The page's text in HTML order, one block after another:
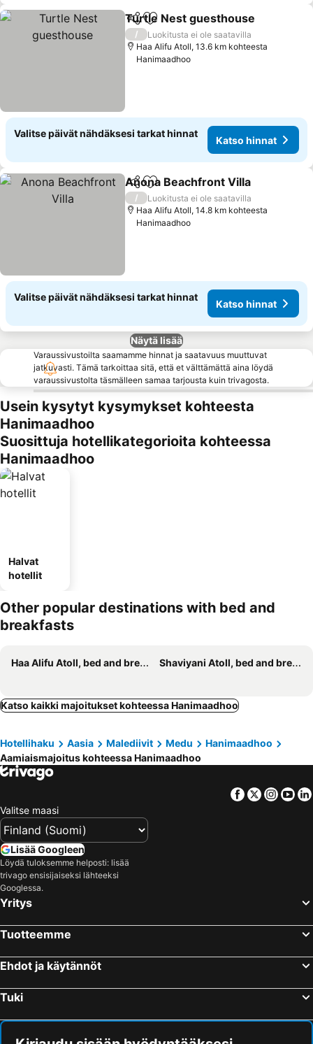
Jaa Lisää suosikkeihin
Turtle Nest guesthouse
/
Luokitusta ei ole saatavilla
Haa Alifu Atoll, 13.6 km kohteesta
Hanimaadhoo
Valitse päivät nähdäksesi tarkat hinnat
Katso hinnat
Jaa Lisää suosikkeihin
Anona Beachfront Villa
/
Luokitusta ei ole saatavilla
Haa Alifu Atoll, 14.8 km kohteesta
Hanimaadhoo
Valitse päivät nähdäksesi tarkat hinnat
Katso hinnat
Näytä lisää
Varaussivustoilta saamamme hinnat ja saatavuus muuttuvat
jatkuvasti. Tämä tarkoittaa sitä, että et välttämättä aina löydä
varaussivustolta täsmälleen samaa tarjousta kuin trivagosta.
Usein kysytyt kysymykset kohteesta
Hanimaadhoo
Suosittuja hotellikategorioita kohteessa
Hanimaadhoo
Halvat
hotellit
Other popular destinations with bed and
breakfasts
Haa Alifu Atoll, bed and breakfasts Shaviyani Atoll, bed and breakfasts
Katso kaikki majoitukset kohteessa Hanimaadhoo
Hotellihaku Aasia Malediivit Medu
Hanimaadhoo
Aamiaismajoitus kohteessa Hanimaadhoo
Facebook
Twitter
Valitse maasi
Lisää Googleen
Löydä tuloksemme helposti: lisää
trivago ensisijaiseksi lähteeksi
Googlessa.
Yritys
Tuotteemme
Ehdot ja käytännöt
Tuki